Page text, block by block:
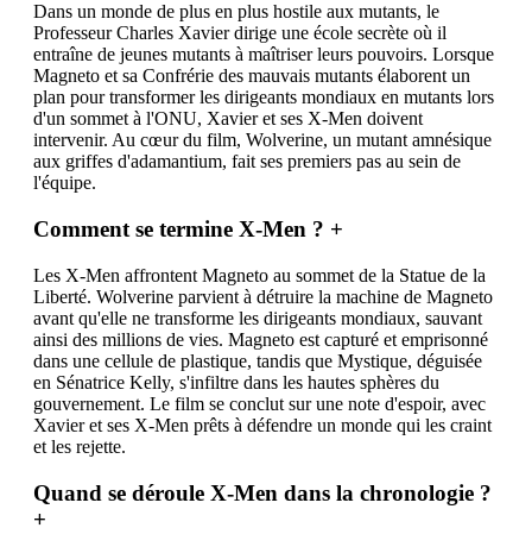
Dans un monde de plus en plus hostile aux mutants, le
Professeur Charles Xavier dirige une école secrète où il
entraîne de jeunes mutants à maîtriser leurs pouvoirs. Lorsque
Magneto et sa Confrérie des mauvais mutants élaborent un
plan pour transformer les dirigeants mondiaux en mutants lors
d'un sommet à l'ONU, Xavier et ses X-Men doivent
intervenir. Au cœur du film, Wolverine, un mutant amnésique
aux griffes d'adamantium, fait ses premiers pas au sein de
l'équipe.
Comment se termine X-Men ? +
Les X-Men affrontent Magneto au sommet de la Statue de la
Liberté. Wolverine parvient à détruire la machine de Magneto
avant qu'elle ne transforme les dirigeants mondiaux, sauvant
ainsi des millions de vies. Magneto est capturé et emprisonné
dans une cellule de plastique, tandis que Mystique, déguisée
en Sénatrice Kelly, s'infiltre dans les hautes sphères du
gouvernement. Le film se conclut sur une note d'espoir, avec
Xavier et ses X-Men prêts à défendre un monde qui les craint
et les rejette.
Quand se déroule X-Men dans la chronologie ?
+